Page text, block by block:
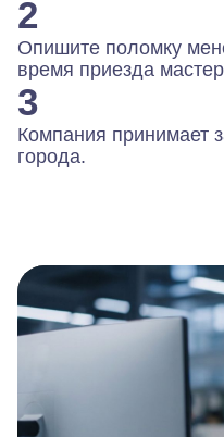
2
Опишите поломку
время приезда
3
Компания принимает
города.